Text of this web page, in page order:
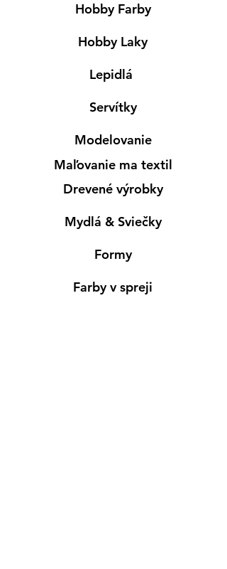
Hobby Farby
Hobby Laky
Lepidlá
Servítky
Modelovanie
Maľovanie ma textil
Drevené výrobky
Mydlá & Sviečky
Formy
Farby v spreji